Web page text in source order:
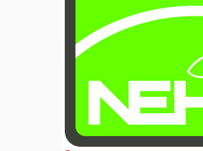
Februar 2026 die
Umwandlung zur
Handwerk GmbH.